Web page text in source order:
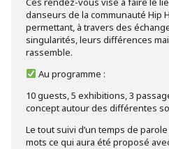
danseurs de la communauté Hip
permettant, à travers des
singularités, leurs différences
rassemble.
Au programme :
10 guests, 5 exhibitions, 3
concept autour des différentes
Le tout suivi d’un temps de
mots ce qui aura été proposé